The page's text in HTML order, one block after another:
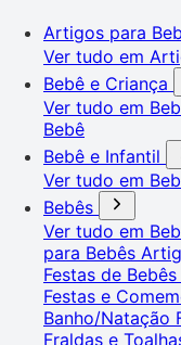
Artigos para
Ver tudo em
Bebê e Criança
Ver tudo em
Bebê
Bebê e Infantil
Ver tudo em
Bebês
Ver tudo em
para Bebês
Festas de Bebês
Festas e
Banho/Natação
Fraldas e